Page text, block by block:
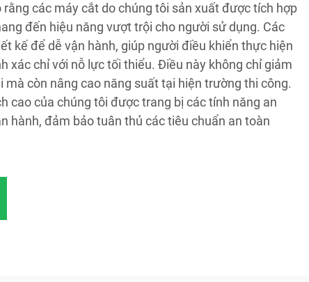
các máy cắt do chúng tôi sản xuất được tích hợp
đến hiệu năng vượt trội cho người sử dụng. Các
kế để dễ vận hành, giúp người điều khiển thực hiện
xác chỉ với nỗ lực tối thiểu. Điều này không chỉ giảm
còn nâng cao năng suất tại hiện trường thi công.
cao của chúng tôi được trang bị các tính năng an
hành, đảm bảo tuân thủ các tiêu chuẩn an toàn